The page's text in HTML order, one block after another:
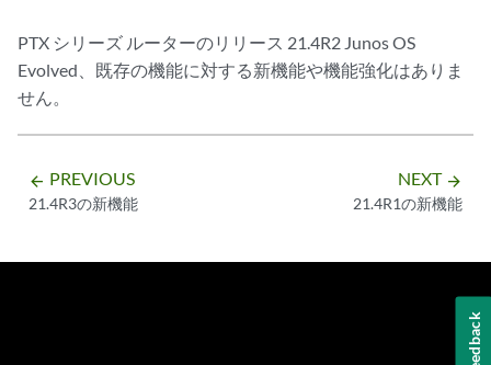
PTX シリーズ ルーターのリリース 21.4R2 Junos OS
Evolved、既存の機能に対する新機能や機能強化はありま
せん。
arrow_backward PREVIOUS
21.4R3の新機能
NEXT arrow_forward
21.4R1の新機能
Feedback